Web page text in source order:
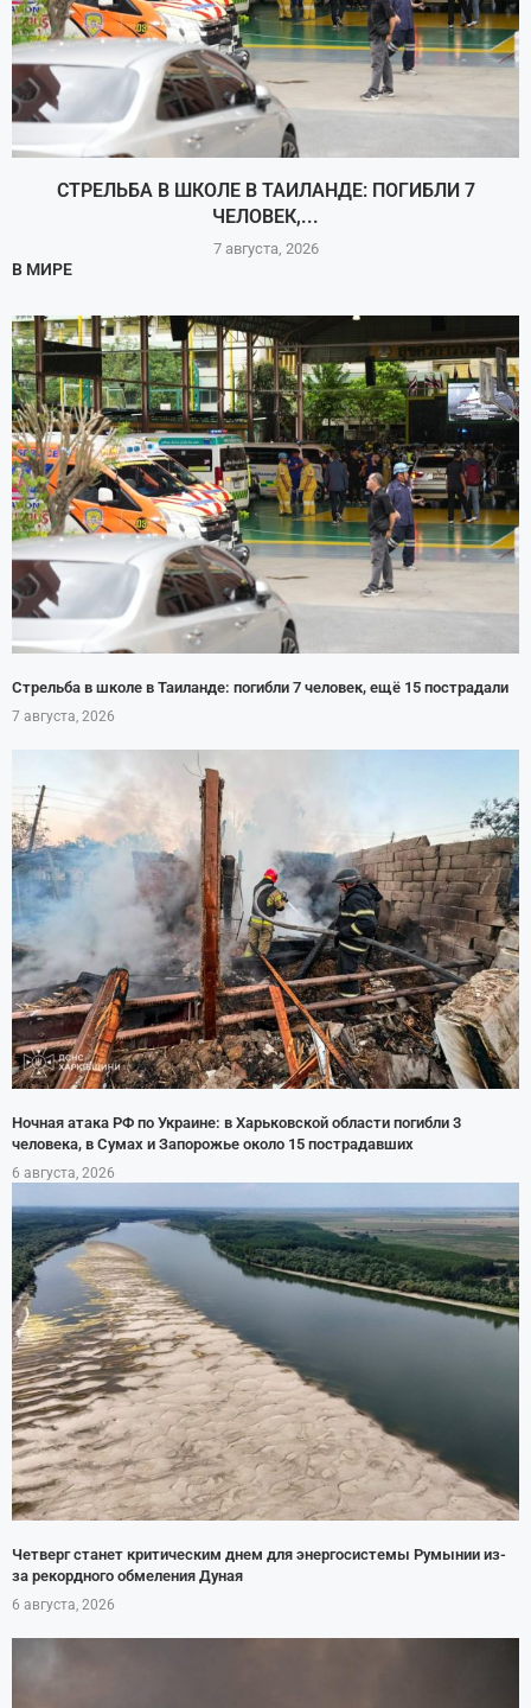
СТРЕЛЬБА В ШКОЛЕ В ТАИЛАНДЕ: ПОГИБЛИ 7
ЧЕЛОВЕК,...
7 августа, 2026
В МИРЕ
Стрельба в школе в Таиланде: погибли 7 человек, ещё 15 пострадали
7 августа, 2026
Ночная атака РФ по Украине: в Харьковской области погибли 3
человека, в Сумах и Запорожье около 15 пострадавших
6 августа, 2026
Четверг станет критическим днем для энергосистемы Румынии из-
за рекордного обмеления Дуная
6 августа, 2026